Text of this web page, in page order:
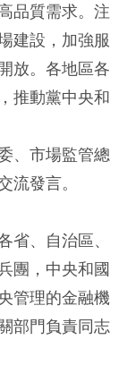
品質需求。注
建設，加強服
放。各地區各
推動黨中央和
、市場監管總
流發言。
、自治區、
團，中央和國
管理的金融機
部門負責同志